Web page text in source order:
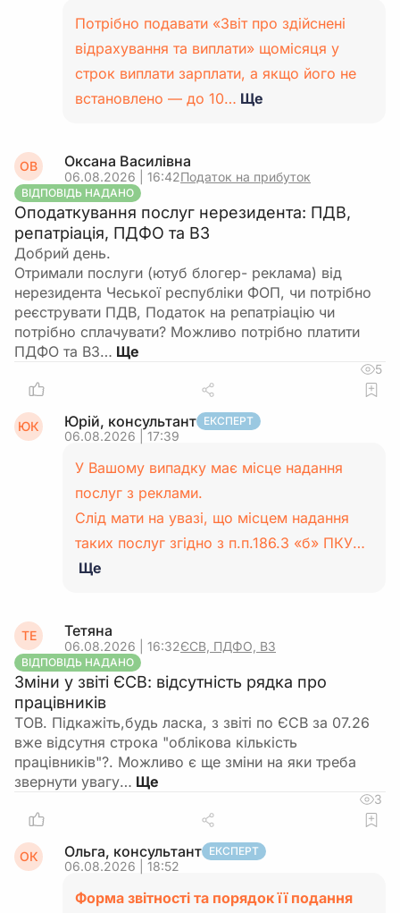
Потрібно подавати «Звіт про здійснені
відрахування та виплати» щомісяця у
строк виплати зарплати, а якщо його не
встановлено — до 10… Ще
ОВ Оксана Василівна
06.08.2026 | 16:42Податок на прибуток
ВІДПОВІДЬ НАДАНО
Оподаткування послуг нерезидента: ПДВ,
репатріація, ПДФО та ВЗ
Добрий день.
Отримали послуги (ютуб блогер- реклама) від
нерезидента Чеської республіки ФОП, чи потрібно
реєструвати ПДВ, Податок на репатріацію чи
потрібно сплачувати? Можливо потрібно платити
ПДФО та ВЗ…
5
ЮК Юрій, консультант ЕКСПЕРТ
06.08.2026 | 17:39
У Вашому випадку має місце надання
послуг з реклами.
Слід мати на увазі, що місцем надання
таких послуг згідно з п.п.186.3 «б» ПКУ…
Ще
ТЕ Тетяна
06.08.2026 | 16:32ЄСВ, ПДФО, ВЗ
ВІДПОВІДЬ НАДАНО
Зміни у звіті ЄСВ: відсутність рядка про
працівників
ТОВ. Підкажіть,будь ласка, з звіті по ЄСВ за 07.26
вже відсутня строка "облікова кількість
працівників"?. Можливо є ще зміни на яки треба
звернути увагу…
3
ОК Ольга, консультант ЕКСПЕРТ
06.08.2026 | 18:52
Форма звітності та порядок її подання